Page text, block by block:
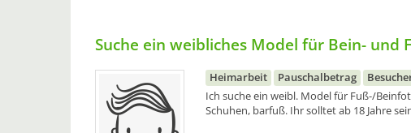
Suche ein weibliches Model für Bein- und
Heimarbeit Pauschalbetrag
Ich suche ein weibl. Model für Fuß-/
Schuhen, barfuß. Ihr solltet ab 18 Jahre